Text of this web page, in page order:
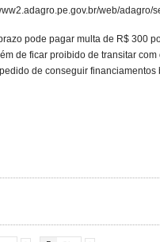
web/adagro/
pode pagar multa de R$ 300
de ficar proibido de transitar
de conseguir